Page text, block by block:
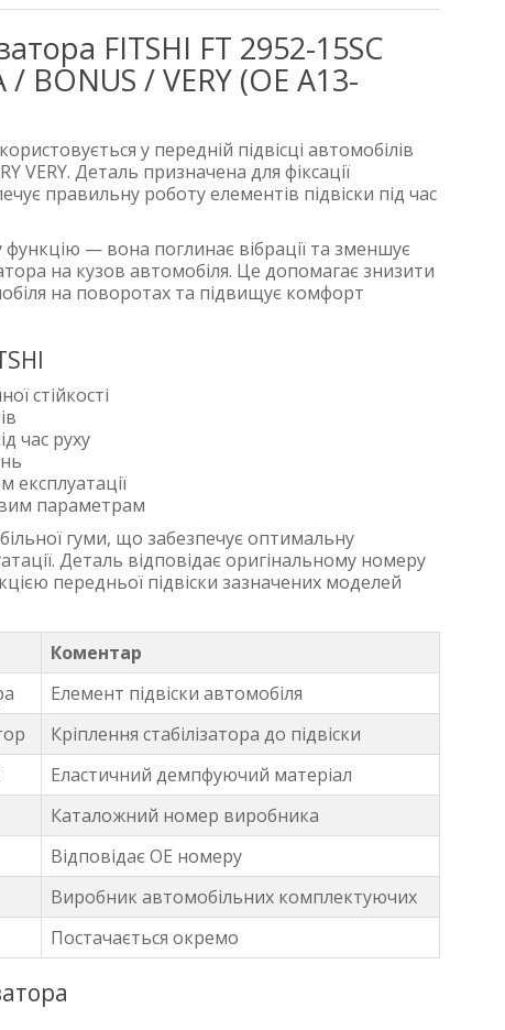
FITSHI FT 2952-15SC
/ BONUS / VERY (OE A13-
у передній підвісці автомобілів
VERY. Деталь призначена для фіксації
правильну роботу елементів підвіски під час
— вона поглинає вібрації та зменшує
на кузов автомобіля. Це допомагає знизити
на поворотах та підвищує комфорт
стійкості
час руху
експлуатації
параметрам
гуми, що забезпечує оптимальну
Деталь відповідає оригінальному номеру
передньої підвіски зазначених моделей
Коментар
Елемент підвіски автомобіля
Кріплення стабілізатора до підвіски
Еластичний демпфуючий матеріал
Каталожний номер виробника
Відповідає OE номеру
Виробник автомобільних комплектуючих
Постачається окремо